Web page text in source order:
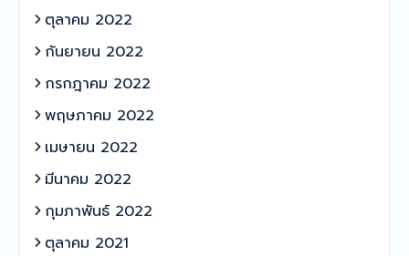
ตุลาคม 2022
กันยายน 2022
กรกฎาคม 2022
พฤษภาคม 2022
เมษายน 2022
มีนาคม 2022
กุมภาพันธ์ 2022
ตุลาคม 2021